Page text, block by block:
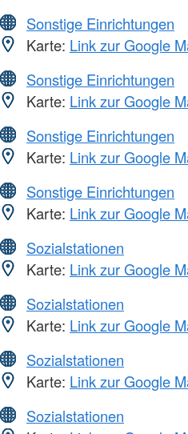
Sonstige Einrichtungen
Karte: Link zur Google
Sonstige Einrichtungen
Karte: Link zur Google
Sonstige Einrichtungen
Karte: Link zur Google
Sonstige Einrichtungen
Karte: Link zur Google
Sozialstationen
Karte: Link zur Google
Sozialstationen
Karte: Link zur Google
Sozialstationen
Karte: Link zur Google
Sozialstationen